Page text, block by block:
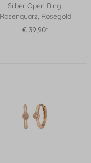
Silber Open Ring,
Rosenquarz, Rosegold
€ 39,90*